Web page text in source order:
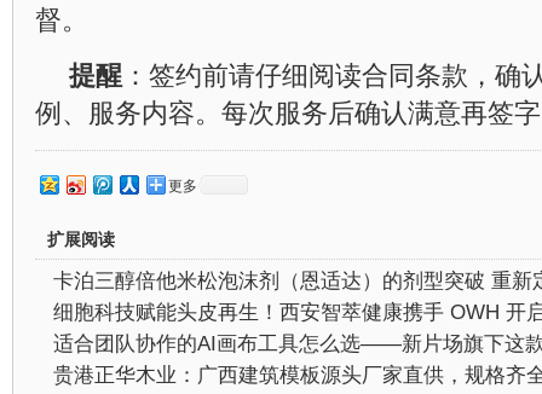
督。
提醒 ：签约前请仔细阅读合同条款，确
例、服务内容。每次服务后确认满意再签
更多
扩展阅读